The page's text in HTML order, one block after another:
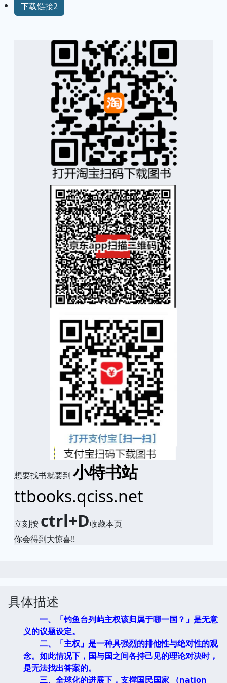
下载链接2
想要找书就要到 小特书站
ttbooks.qciss.net
立刻按 ctrl+D收藏本页
你会得到大惊喜!!
具体描述
一、「钓鱼台列屿主权该归属于哪一国？」是无意
义的议题设定。
二、「主权」是一种具强烈的排他性与绝对性的观
念。如此情况下，国与国之间各持己见的理论对决时，
是无法找出答案的。
三、全球化的进展下，支撑国民国家 （nation